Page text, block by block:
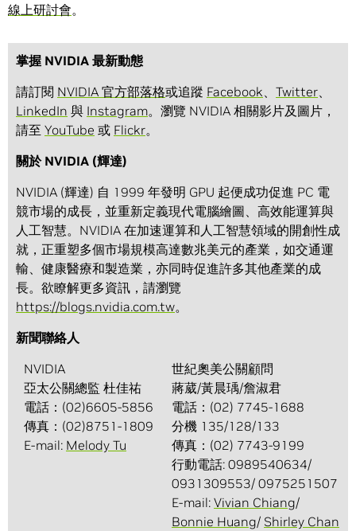
線上研討會。
掌握 NVIDIA 最新動態
請訂閱 NVIDIA 官方部落格或追蹤 Facebook、 Twitter、
LinkedIn 與 Instagram。瀏覽 NVIDIA 相關影片及圖片，
請至 YouTube 或 Flickr。
關於 NVIDIA (輝達)
NVIDIA (輝達) 自 1999 年發明 GPU 起便成功促進 PC 電
競市場的成長，並重新定義現代電腦繪圖、高效能運算與
人工智慧。NVIDIA 在加速運算和人工智慧領域的開創性成
就，正重塑多個市場規模高達數兆美元的產業，如交通運
輸、健康醫療和製造業，亦同時促進許多其他產業的成
長。欲瞭解更多資訊，請瀏覽
https://blogs.nvidia.com.tw。
新聞聯絡人
NVIDIA
亞太公關總監 杜佳祐
電話：(02)6605-5856
傳真：(02)8751-1809
E-mail: Melody Tu
世紀奧美公關顧問
蔣葳/黃晨瑀/詹淑君
電話：(02) 7745-1688
分機 135/128/133
傳真：(02) 7743-9199
行動電話: 0989540634/
0931309553/ 0975251507
E-mail: Vivian Chiang/
Bonnie Huang/ Shirley Chan